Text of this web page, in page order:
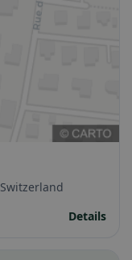
Details